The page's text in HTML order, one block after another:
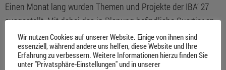
Einen Monat lang wurden Themen und Projekte der IBA‘ 27
ausgestellt. Mit dabei das in Planung befindliche Quartier an
der Böckingerstrasse.
Wir nutzen Cookies auf unserer Website. Einige von ihnen sind
essenziell, während andere uns helfen, diese Website und Ihre
Erfahrung zu verbessern. Weitere Informationen hierzu finden Sie
unter "Privatsphäre-Einstellungen" und in unserer